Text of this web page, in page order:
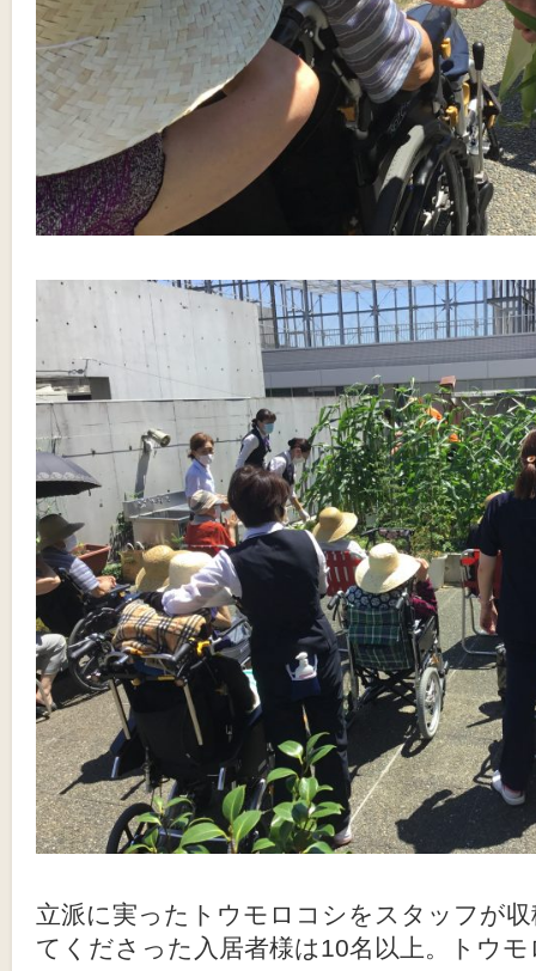
立派に実ったトウモロコシをスタッフが
てくださった入居者様は10名以上。トウ